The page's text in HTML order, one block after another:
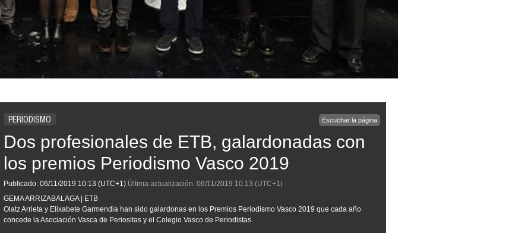
PERIODISMO Escuchar la página
Dos profesionales de ETB, galardonadas con
los premios Periodismo Vasco 2019
Publicado: 06/11/2019 10:13 (UTC+1) Última actualización: 06/11/2019 10:13 (UTC+1)
GEMA ARRIZABALAGA | ETB
Olatz Arrieta y Elixabete Garmendia han sido galardonas en los Premios Periodismo Vasco 2019 que cada año
concede la Asociación Vasca de Periositas y el Colegio Vasco de Periodistas.